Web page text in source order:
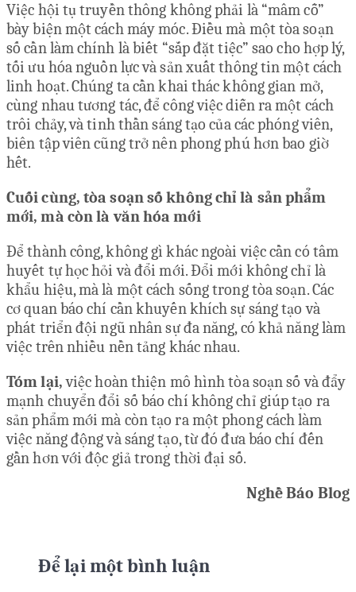
Việc hội tụ truyền thông không phải là “mâm cỗ”
bày biện một cách máy móc. Điều mà một tòa soạn
số cần làm chính là biết “sắp đặt tiệc” sao cho hợp lý,
tối ưu hóa nguồn lực và sản xuất thông tin một cách
linh hoạt. Chúng ta cần khai thác không gian mở,
cùng nhau tương tác, để công việc diễn ra một cách
trôi chảy, và tinh thần sáng tạo của các phóng viên,
biên tập viên cũng trở nên phong phú hơn bao giờ
hết.
Cuối cùng, tòa soạn số không chỉ là sản phẩm
mới, mà còn là văn hóa mới
Để thành công, không gì khác ngoài việc cần có tâm
huyết tự học hỏi và đổi mới. Đổi mới không chỉ là
khẩu hiệu, mà là một cách sống trong tòa soạn. Các
cơ quan báo chí cần khuyến khích sự sáng tạo và
phát triển đội ngũ nhân sự đa năng, có khả năng làm
việc trên nhiều nền tảng khác nhau.
Tóm lại,việc hoàn thiện mô hình tòa soạn số và đẩy
mạnh chuyển đổi số báo chí không chỉ giúp tạo ra
sản phẩm mới mà còn tạo ra một phong cách làm
việc năng động và sáng tạo, từ đó đưa báo chí đến
gần hơn với độc giả trong thời đại số.
Nghề Báo Blog
Để lại một bình luận